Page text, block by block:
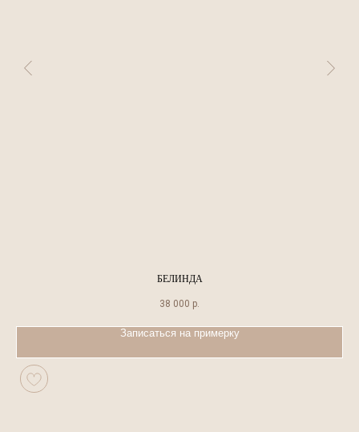
БЕЛИНДА
38 000 р.
Записаться на примерку